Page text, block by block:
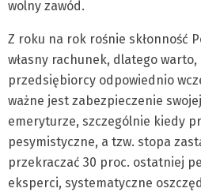
wolny zawód.
Z roku na rok rośnie skłonność
własny rachunek, dlatego warto,
przedsiębiorcy odpowiednio
ważne jest zabezpieczenie
emeryturze, szczególnie kiedy
pesymistyczne, a tzw. stopa
przekraczać 30 proc. ostatniej
eksperci, systematyczne